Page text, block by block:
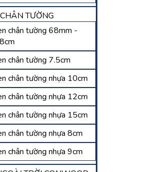
TƯỜNG
chân tường 68mm -
chân tường 7.5cm
chân tường nhựa 10cm
chân tường nhựa 12cm
chân tường nhựa 15cm
chân tường nhựa 8cm
chân tường nhựa 9cm